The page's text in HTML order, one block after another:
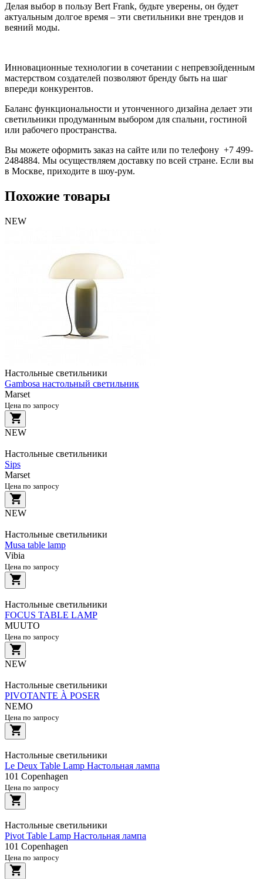
Делая выбор в пользу Bert Frank, будьте уверены, он будет
актуальным долгое время – эти светильники вне трендов и
веяний моды.
Инновационные технологии в сочетании с непревзойденным
мастерством создателей позволяют бренду быть на шаг
впереди конкурентов.
Баланс функциональности и утонченного дизайна делает эти
светильники продуманным выбором для спальни, гостиной
или рабочего пространства.
Вы можете оформить заказ на сайте или по телефону +7 499-
2484884. Мы осуществляем доставку по всей стране. Если вы
в Москве, приходите в шоу-рум.
Похожие товары
NEW
Настольные светильники
Gambosa настольный светильник
Marset
Цена по запросу
NEW
Настольные светильники
Sips
Marset
Цена по запросу
NEW
Настольные светильники
Musa table lamp
Vibia
Цена по запросу
Настольные светильники
FOCUS TABLE LAMP
MUUTO
Цена по запросу
NEW
Настольные светильники
PIVOTANTE À POSER
NEMO
Цена по запросу
Настольные светильники
Le Deux Table Lamp Настольная лампа
101 Copenhagen
Цена по запросу
Настольные светильники
Pivot Table Lamp Настольная лампа
101 Copenhagen
Цена по запросу